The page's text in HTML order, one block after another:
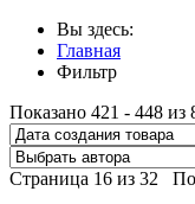
Вы здесь:
Главная
Фильтр
Показано 421 - 448 из
Страница 16 из 32